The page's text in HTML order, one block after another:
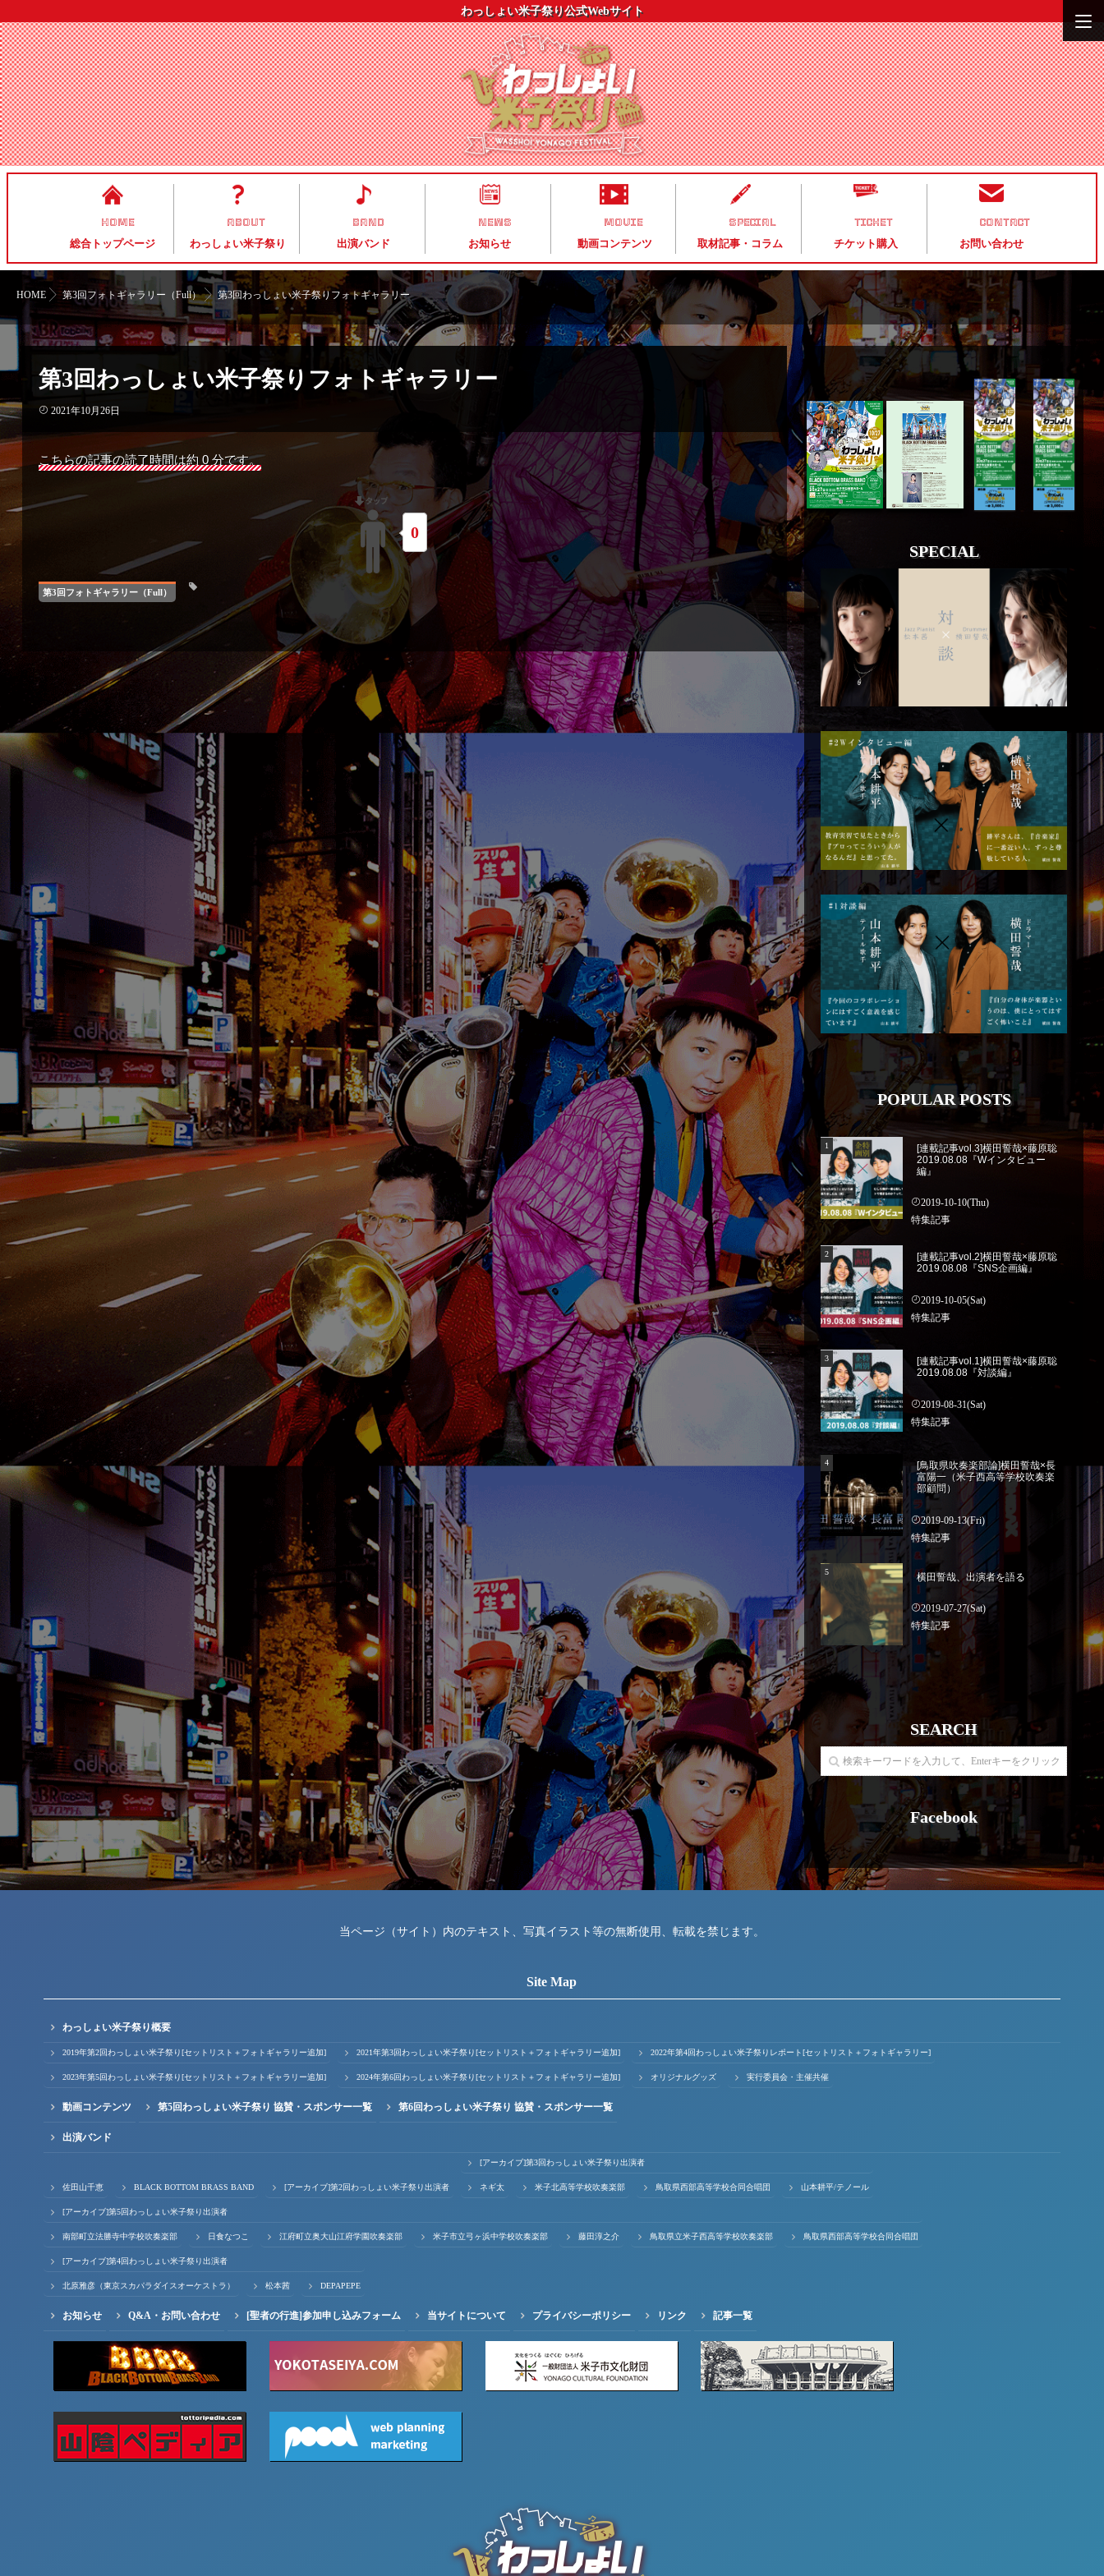
わっしょい米子祭り公式Webサイト
HOME
総合トップページ
ABOUT
わっしょい米子祭り
BAND
出演バンド
NEWS
お知らせ
MOVIE
動画コンテンツ
SPECIAL
取材記事・コラム
TICKET
チケット購入
CONTACT
お問い合わせ
HOME 第3回フォトギャラリー（Full） 第3回わっしょい米子祭りフォトギャラリー
第3回わっしょい米子祭りフォトギャラリー
2021年10月26日
こちらの記事の読了時間は約 0 分です。
0
第3回フォトギャラリー（Full）
SPECIAL
POPULAR POSTS
[連載記事vol.3]横田誓哉×藤原聡
2019.08.08『Wインタビュー
編』
2019-10-10(Thu)
特集記事
[連載記事vol.2]横田誓哉×藤原聡
2019.08.08『SNS企画編』
2019-10-05(Sat)
特集記事
[連載記事vol.1]横田誓哉×藤原聡
2019.08.08『対談編』
2019-08-31(Sat)
特集記事
[鳥取県吹奏楽部論]横田誓哉×長
富陽一（米子西高等学校吹奏楽
部顧問）
2019-09-13(Fri)
特集記事
横田誓哉、出演者を語る
2019-07-27(Sat)
特集記事
SEARCH
Facebook
当ページ（サイト）内のテキスト、写真イラスト等の無断使用、転載を禁じます。
Site Map
わっしょい米子祭り概要
2019年第2回わっしょい米子祭り[セットリスト＋フォトギャラリー追加] 2021年第3回わっしょい米子祭り[セットリスト＋フォトギャラリー追加] 2022年第4回わっしょい米子祭りレポート[セットリスト＋フォトギャラリー]
2023年第5回わっしょい米子祭り[セットリスト＋フォトギャラリー追加] 2024年第6回わっしょい米子祭り[セットリスト＋フォトギャラリー追加] オリジナルグッズ 実行委員会・主催共催
動画コンテンツ 第5回わっしょい米子祭り 協賛・スポンサー一覧 第6回わっしょい米子祭り 協賛・スポンサー一覧
出演バンド
佐田山千恵 BLACK BOTTOM BRASS BAND [アーカイブ]第2回わっしょい米子祭り出演者
[アーカイブ]第3回わっしょい米子祭り出演者
ネギ太 米子北高等学校吹奏楽部 鳥取県西部高等学校合同合唱団 山本耕平/テノール
[アーカイブ]第5回わっしょい米子祭り出演者
南部町立法勝寺中学校吹奏楽部 日食なつこ 江府町立奥大山江府学園吹奏楽部 米子市立弓ヶ浜中学校吹奏楽部 藤田淳之介 鳥取県立米子西高等学校吹奏楽部 鳥取県西部高等学校合同合唱団
[アーカイブ]第4回わっしょい米子祭り出演者
北原雅彦（東京スカパラダイスオーケストラ） 松本茜 DEPAPEPE
お知らせ Q&A・お問い合わせ [聖者の行進]参加申し込みフォーム 当サイトについて プライバシーポリシー リンク 記事一覧